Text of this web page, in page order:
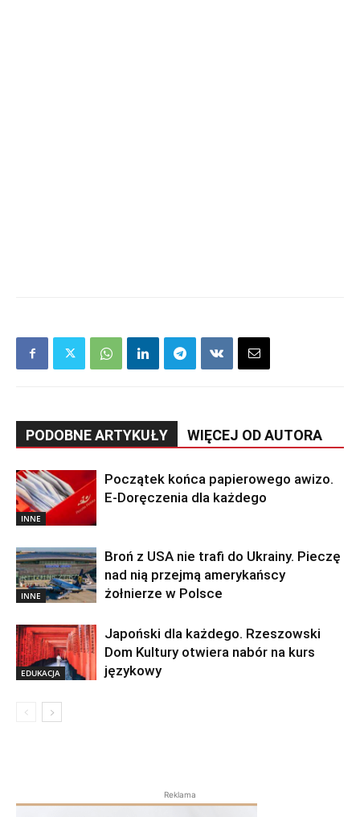
PODOBNE ARTYKUŁY WIĘCEJ OD AUTORA
INNE
Początek końca papierowego awizo.
E-Doręczenia dla każdego
INNE
Broń z USA nie trafi do Ukrainy. Pieczę
nad nią przejmą amerykańscy
żołnierze w Polsce
EDUKACJA
Japoński dla każdego. Rzeszowski
Dom Kultury otwiera nabór na kurs
językowy
Reklama